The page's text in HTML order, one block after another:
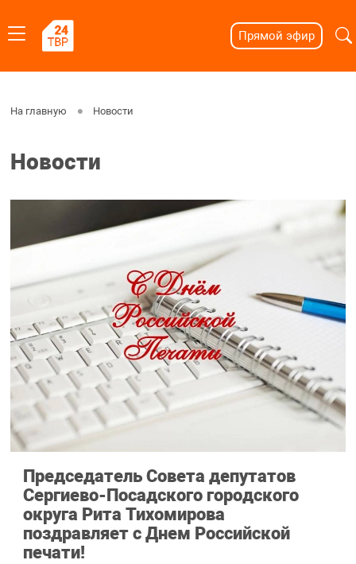
Прямой эфир
На главную Новости
Новости
Председатель Совета депутатов
Сергиево-Посадского городского
округа Рита Тихомирова
поздравляет с Днем Российской
печати!